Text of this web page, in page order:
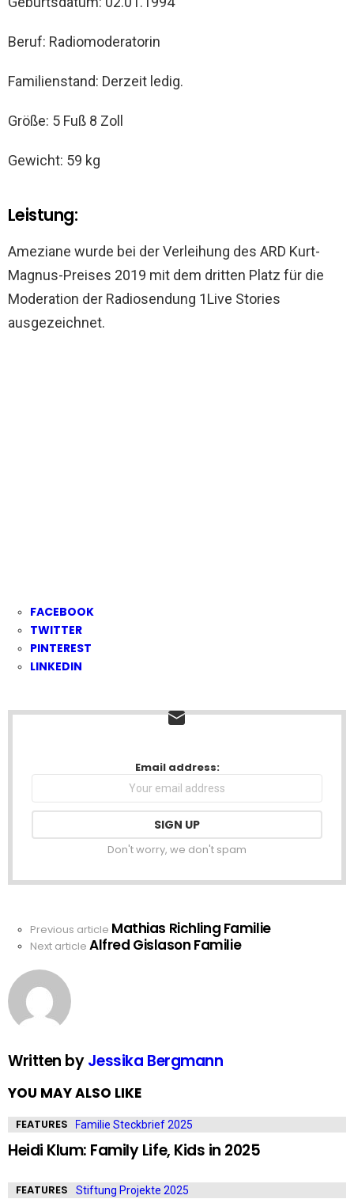
Beruf: Radiomoderatorin
Familienstand: Derzeit ledig.
Größe: 5 Fuß 8 Zoll
Gewicht: 59 kg
Leistung:
Ameziane wurde bei der Verleihung des ARD Kurt-
Magnus-Preises 2019 mit dem dritten Platz für die
Moderation der Radiosendung 1Live Stories
ausgezeichnet.
FACEBOOK
TWITTER
PINTEREST
LINKEDIN
NEWSLETTER Email address:
Don't worry, we don't spam
See
more
Previous article Mathias Richling Familie
Next article Alfred Gislason Familie
Written byJessika Bergmann
YOU MAY ALSO LIKE
FEATURES
Heidi Klum: Family Life, Kids in 2025
FEATURES